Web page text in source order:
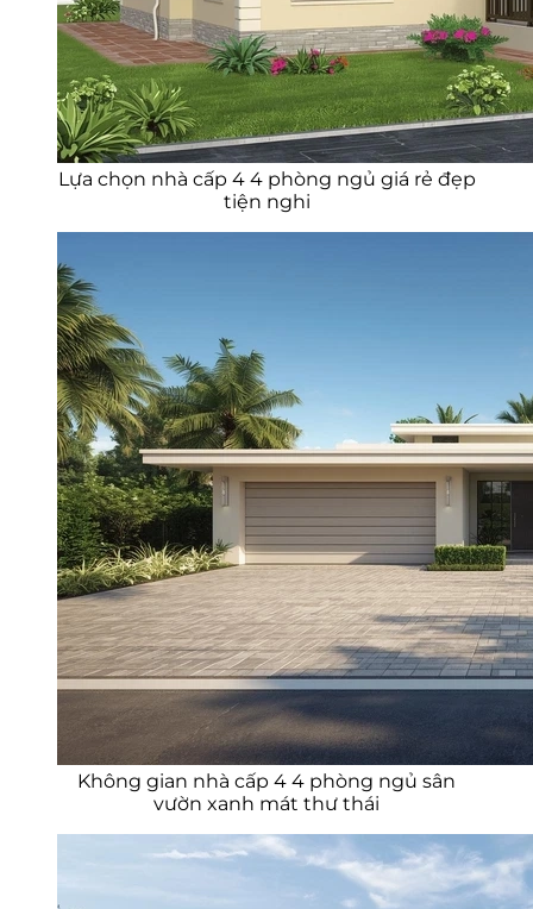
Lựa chọn nhà cấp 4 4 phòng ngủ giá rẻ đẹp
tiện nghi
Không gian nhà cấp 4 4 phòng ngủ sân
vườn xanh mát thư thái